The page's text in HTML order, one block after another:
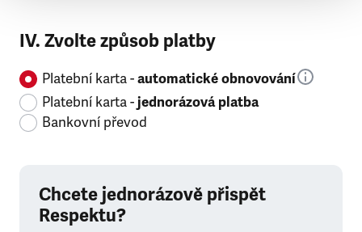
IV. Zvolte způsob platby
Platební karta -automatické obnovování
Platební karta -jednorázová platba
Bankovní převod
Chcete jednorázově přispět
Respektu?